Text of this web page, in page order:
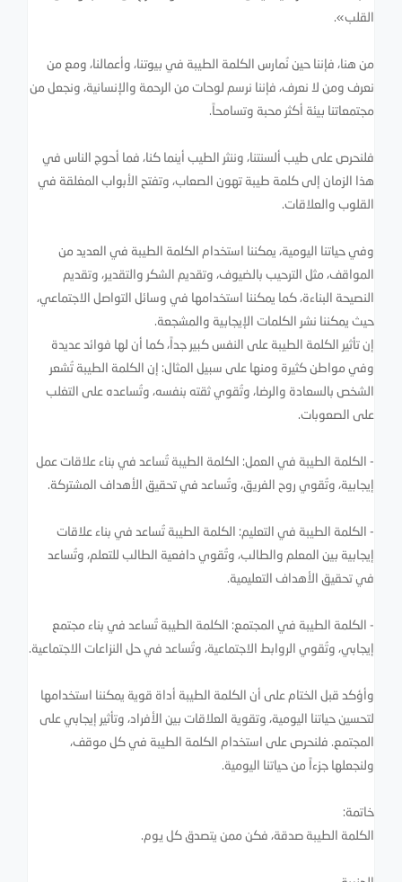
القلب».
من هنا، فإننا حين نُمارس الكلمة الطيبة في بيوتنا، وأعمالنا، ومع من
نعرف ومن لا نعرف، فإننا نرسم لوحات من الرحمة والإنسانية، ونجعل من
مجتمعاتنا بيئة أكثر محبة وتسامحاً.
فلنحرص على طيب ألسنتنا، وننثر الطيب أينما كنا، فما أحوج الناس في
هذا الزمان إلى كلمة طيبة تهون الصعاب، وتفتح الأبواب المغلقة في
القلوب والعلاقات.
وفي حياتنا اليومية، يمكننا استخدام الكلمة الطيبة في العديد من
المواقف، مثل الترحيب بالضيوف، وتقديم الشكر والتقدير، وتقديم
النصيحة البناءة، كما يمكننا استخدامها في وسائل التواصل الاجتماعي،
حيث يمكننا نشر الكلمات الإيجابية والمشجعة.
إن تأثير الكلمة الطيبة على النفس كبير جداً، كما أن لها فوائد عديدة
وفي مواطن كثيرة ومنها على سبيل المثال: إن الكلمة الطيبة تُشعر
الشخص بالسعادة والرضا، وتُقوي ثقته بنفسه، وتُساعده على التغلب
على الصعوبات.
- الكلمة الطيبة في العمل: الكلمة الطيبة تُساعد في بناء علاقات عمل
إيجابية، وتُقوي روح الفريق، وتُساعد في تحقيق الأهداف المشتركة.
- الكلمة الطيبة في التعليم: الكلمة الطيبة تُساعد في بناء علاقات
إيجابية بين المعلم والطالب، وتُقوي دافعية الطالب للتعلم، وتُساعد
في تحقيق الأهداف التعليمية.
- الكلمة الطيبة في المجتمع: الكلمة الطيبة تُساعد في بناء مجتمع
إيجابي، وتُقوي الروابط الاجتماعية، وتُساعد في حل النزاعات الاجتماعية.
وأؤكد قبل الختام على أن الكلمة الطيبة أداة قوية يمكننا استخدامها
لتحسين حياتنا اليومية، وتقوية العلاقات بين الأفراد، وتأثير إيجابي على
المجتمع. فلنحرص على استخدام الكلمة الطيبة في كل موقف،
ولنجعلها جزءاً من حياتنا اليومية.
خاتمة:
الكلمة الطيبة صدقة، فكن ممن يتصدق كل يوم.